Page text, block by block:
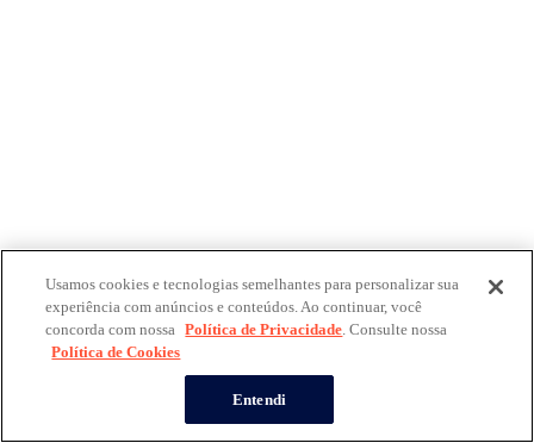
Usamos cookies e tecnologias semelhantes para personalizar sua
experiência com anúncios e conteúdos. Ao continuar, você
concorda com nossa Política de Privacidade. Consulte nossa
Política de Cookies
Entendi